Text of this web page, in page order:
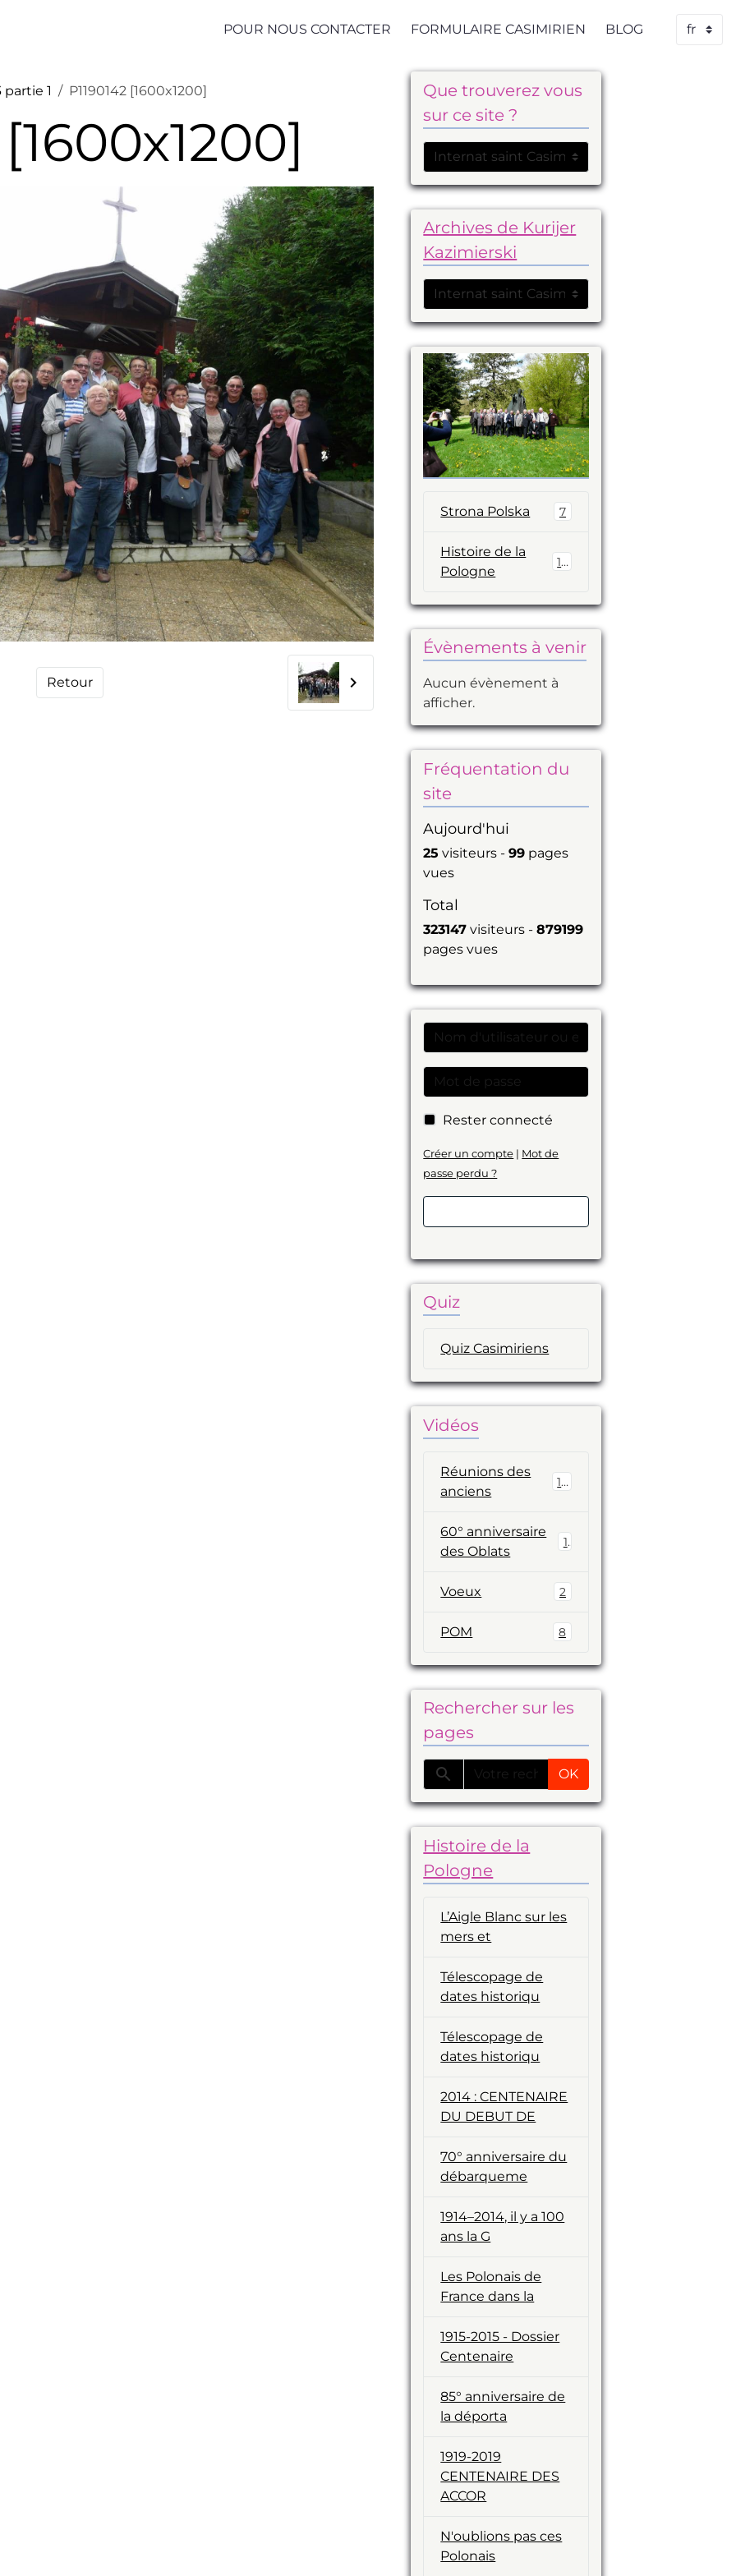
POUR NOUS CONTACTER FORMULAIRE CASIMIRIEN BLOG
partie 1 P1190142 [1600x1200]
[1600x1200]
Retour
Que trouverez vous
sur ce site ?
Archives de Kurijer
Kazimierski
Strona Polska 7
Histoire de la
Pologne
14
Évènements à venir
Aucun évènement à
afficher.
Fréquentation du
site
Aujourd'hui
25 visiteurs -99 pages
vues
Total
323147 visiteurs -879199
pages vues
Rester connecté
Créer un compte | Mot de
passe perdu ?
Quiz
Quiz Casimiriens
Vidéos
Réunions des
anciens
19
60° anniversaire
des Oblats
1
Voeux 2
POM 8
Rechercher sur les
pages
OK
Histoire de la
Pologne
L’Aigle Blanc sur les
mers et
Télescopage de
dates historiqu
Télescopage de
dates historiqu
2014 : CENTENAIRE
DU DEBUT DE
70° anniversaire du
débarqueme
1914–2014, il y a 100
ans la G
Les Polonais de
France dans la
1915-2015 - Dossier
Centenaire
85° anniversaire de
la déporta
1919-2019
CENTENAIRE DES
ACCOR
N'oublions pas ces
Polonais